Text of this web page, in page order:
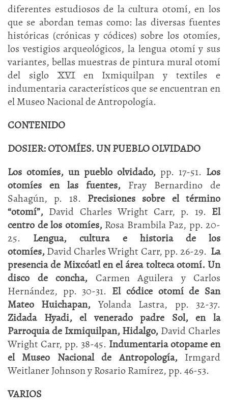
diferentes estudiosos de la cultura otomí, en los
que se abordan temas como: las diversas fuentes
históricas (crónicas y códices) sobre los otomíes,
los vestigios arqueológicos, la lengua otomí y sus
variantes, bellas muestras de pintura mural otomí
del siglo XVI en Ixmiquilpan y textiles e
indumentaria característicos que se encuentran en
el Museo Nacional de Antropología.
CONTENIDO
DOSIER:OTOMÍES. UN PUEBLO OLVIDADO
Los otomíes, un pueblo olvidado, pp. 17-51. Los
otomíes en las fuentes, Fray Bernardino de
Sahagún, p. 18. Precisiones sobre el término
“otomí”, David Charles Wright Carr, p. 19. El
centro de los otomíes,Rosa Brambila Paz, pp. 20-
25. Lengua, cultura e historia de los
otomíes,David Charles Wright Carr, pp. 26-29. La
presencia de Mixcóatl en el área tolteca otomí. Un
disco de concha, Carmen Aguilera y Carlos
Hernández, pp. 30-31. El códice otomí de San
Mateo Huichapan, Yolanda Lastra, pp. 32-37.
Zidada Hyadi, el venerado padre Sol, en la
Parroquia de Ixmiquilpan, Hidalgo, David Charles
Wright Carr, pp. 38-45. Indumentaria otopame en
el Museo Nacional de Antropología,Irmgard
Weitlaner Johnson y Rosario Ramírez, pp. 46-53.
VARIOS